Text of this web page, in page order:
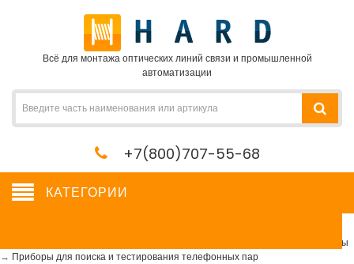
Всё для монтажа оптических линий связи и промышленной
автоматизации
+7(800)707-55-68
КАТЕГОРИИ
Измерительные приборы
→ Приборы для поиска и тестирования телефонных пар